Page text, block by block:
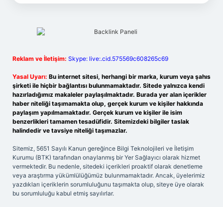
Reklam ve İletişim: Skype: live:.cid.575569c608265c69
Yasal Uyarı: Bu internet sitesi, herhangi bir marka, kurum veya şahıs
şirketi ile hiçbir bağlantısı bulunmamaktadır. Sitede yalnızca kendi
hazırladığımız makaleler paylaşılmaktadır. Burada yer alan içerikler
haber niteliği taşımamakta olup, gerçek kurum ve kişiler hakkında
paylaşım yapılmamaktadır. Gerçek kurum ve kişiler ile isim
benzerlikleri tamamen tesadüfidir. Sitemizdeki bilgiler taslak
halindedir ve tavsiye niteliği taşımazlar.
Sitemiz, 5651 Sayılı Kanun gereğince Bilgi Teknolojileri ve İletişim
Kurumu (BTK) tarafından onaylanmış bir Yer Sağlayıcı olarak hizmet
vermektedir. Bu nedenle, sitedeki içerikleri proaktif olarak denetleme
veya araştırma yükümlülüğümüz bulunmamaktadır. Ancak, üyelerimiz
yazdıkları içeriklerin sorumluluğunu taşımakta olup, siteye üye olarak
bu sorumluluğu kabul etmiş sayılırlar.